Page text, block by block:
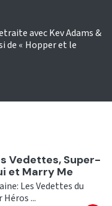
avec Kev Adams &
de « Hopper et le
Vedettes, Super-
et Marry Me
Les Vedettes du
...